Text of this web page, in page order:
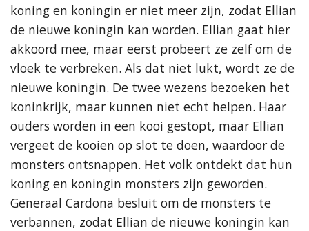
koning en koningin er niet meer zijn, zodat Ellian
de nieuwe koningin kan worden. Ellian gaat hier
akkoord mee, maar eerst probeert ze zelf om de
vloek te verbreken. Als dat niet lukt, wordt ze de
nieuwe koningin. De twee wezens bezoeken het
koninkrijk, maar kunnen niet echt helpen. Haar
ouders worden in een kooi gestopt, maar Ellian
vergeet de kooien op slot te doen, waardoor de
monsters ontsnappen. Het volk ontdekt dat hun
koning en koningin monsters zijn geworden.
Generaal Cardona besluit om de monsters te
verbannen, zodat Ellian de nieuwe koningin kan